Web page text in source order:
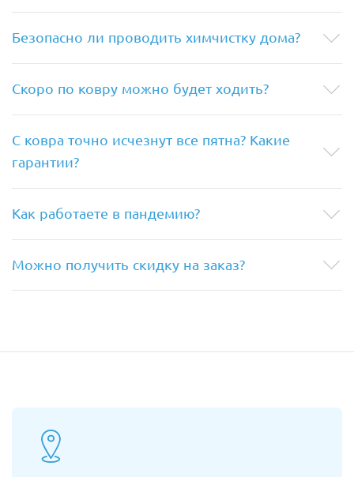
Безопасно ли проводить химчистку дома?
Скоро по ковру можно будет ходить?
С ковра точно исчезнут все пятна? Какие
гарантии?
Как работаете в пандемию?
Можно получить скидку на заказ?